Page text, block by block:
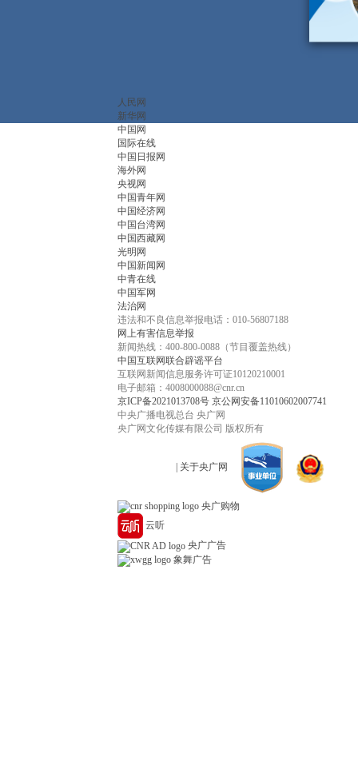
人民网
新华网
中国网
国际在线
中国日报网
海外网
央视网
中国青年网
中国经济网
中国台湾网
中国西藏网
光明网
中国新闻网
中青在线
中国军网
法治网
违法和不良信息举报电话：010-56807188
网上有害信息举报
新闻热线：400-800-0088（节目覆盖热线）
中国互联网联合辟谣平台
互联网新闻信息服务许可证10120210001
电子邮箱：4008000088@cnr.cn
京ICP备2021013708号 京公网安备11010602007741
中央广播电视总台 央广网
央广网文化传媒有限公司 版权所有
| 关于央广网
央广购物
云听
央广广告
象舞广告